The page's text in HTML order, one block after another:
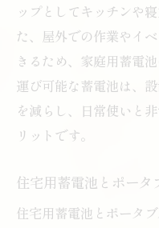
ップとしてキッチンや
た、屋外での作業やイ
きるため、家庭用蓄電
運び可能な蓄電池は、
を減らし、日常使いと
リットです。
住宅用蓄電池とポー
住宅用蓄電池とポータ